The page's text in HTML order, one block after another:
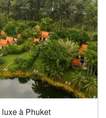
à Phuket